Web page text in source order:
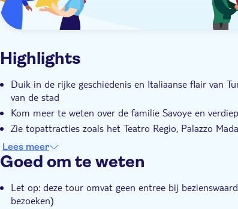
Highlights
Duik in de rijke geschiedenis en Italiaanse flair van
van de stad
Kom meer te weten over de familie Savoye en
Zie topattracties zoals het Teatro Regio, Palazzo
Snuif de sfeer van de dolce vita in Turijn op in de Via
Lees meer
Goed om te weten
Let op: deze tour omvat geen entree bij
bezoeken)